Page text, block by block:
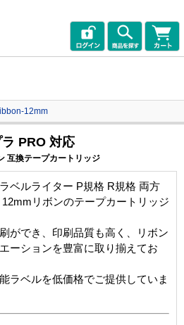
12mm
PRO 対応
互換テープカートリッジ
ベルライター P規格 R規格 両方
リボンのテープカートリッジ
ができ、印刷品質も高く、リボン
ーションを豊富に取り揃えてお
ラベルを低価格でご提供していま